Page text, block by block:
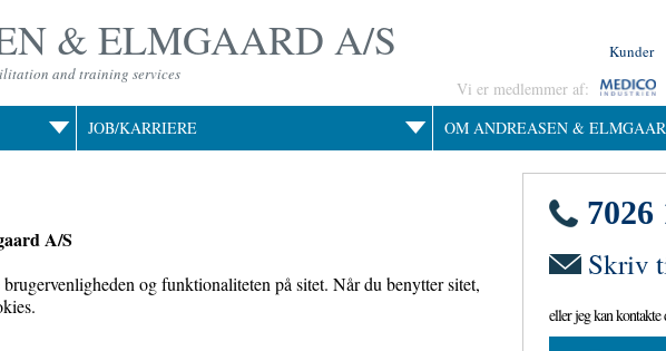
& ELMGAARD A/S
and training services
Kunder
Vi er medlemmer af:
JOB/KARRIERE OM ANDREASEN &
A/S
og funktionaliteten på sitet. Når du benytter sitet,
7026
Skriv
eller jeg kan kontakte